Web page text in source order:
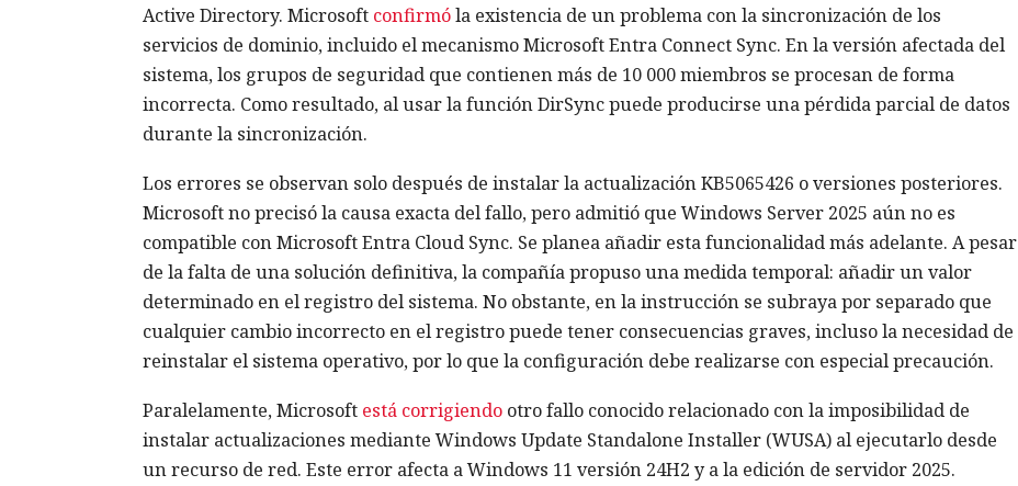
Active Directory. Microsoft confirmóla existencia de un problema con la sincronización de los
servicios de dominio, incluido el mecanismo Microsoft Entra Connect Sync. En la versión afectada del
sistema, los grupos de seguridad que contienen más de 10 000 miembros se procesan de forma
incorrecta. Como resultado, al usar la función DirSync puede producirse una pérdida parcial de datos
durante la sincronización.
Los errores se observan solo después de instalar la actualización KB5065426 o versiones posteriores.
Microsoft no precisó la causa exacta del fallo, pero admitió que Windows Server 2025 aún no es
compatible con Microsoft Entra Cloud Sync. Se planea añadir esta funcionalidad más adelante. A pesar
de la falta de una solución definitiva, la compañía propuso una medida temporal: añadir un valor
determinado en el registro del sistema. No obstante, en la instrucción se subraya por separado que
cualquier cambio incorrecto en el registro puede tener consecuencias graves, incluso la necesidad de
reinstalar el sistema operativo, por lo que la configuración debe realizarse con especial precaución.
Paralelamente, Microsoft está corrigiendootro fallo conocido relacionado con la imposibilidad de
instalar actualizaciones mediante Windows Update Standalone Installer (WUSA) al ejecutarlo desde
un recurso de red. Este error afecta a Windows 11 versión 24H2 y a la edición de servidor 2025.